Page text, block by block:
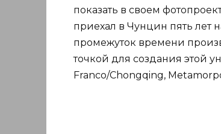
показать в своем
приехал в Чунцин пять лет
промежуток времени
точкой для создания этой
Franco/Chongqing,